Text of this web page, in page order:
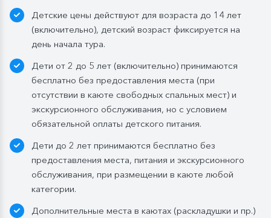
Ужин:
заказная система питания, выбор блюд со 2-
напиток (1 стакан, 200 мл). На выбор: вино красное /
белое / игристое (1 бокал, 125 мл) / водка (1
Бутилированная вода в каюте:
Каюты класса «Люкс» и «Полулюкс»:
ежедневное пополнение — 1 бутылка (0,5 л.) в день;
Стандартные каюты:
день посадки:
— в рейсах до 4 дней включительно: 1 бутылка (0,5
л.) при одноместном размещении, 1 бутылка (1,5 л.)
в 2- и 3-местном размещении;
Детские цены действуют для возраста до 14 лет
(включительно), детский возраст фиксируется на
день начала тура.
Дети от 2 до 5 лет (включительно) принимаются
бесплатно без предоставления места (при
отсутствии в каюте свободных спальных мест) и
экскурсионного обслуживания, но с условием
обязательной оплаты детского питания.
Дети до 2 лет принимаются бесплатно без
предоставления места, питания и экскурсионного
обслуживания, при размещении в каюте любой
категории.
Дополнительные места в каютах (раскладушки и пр.)